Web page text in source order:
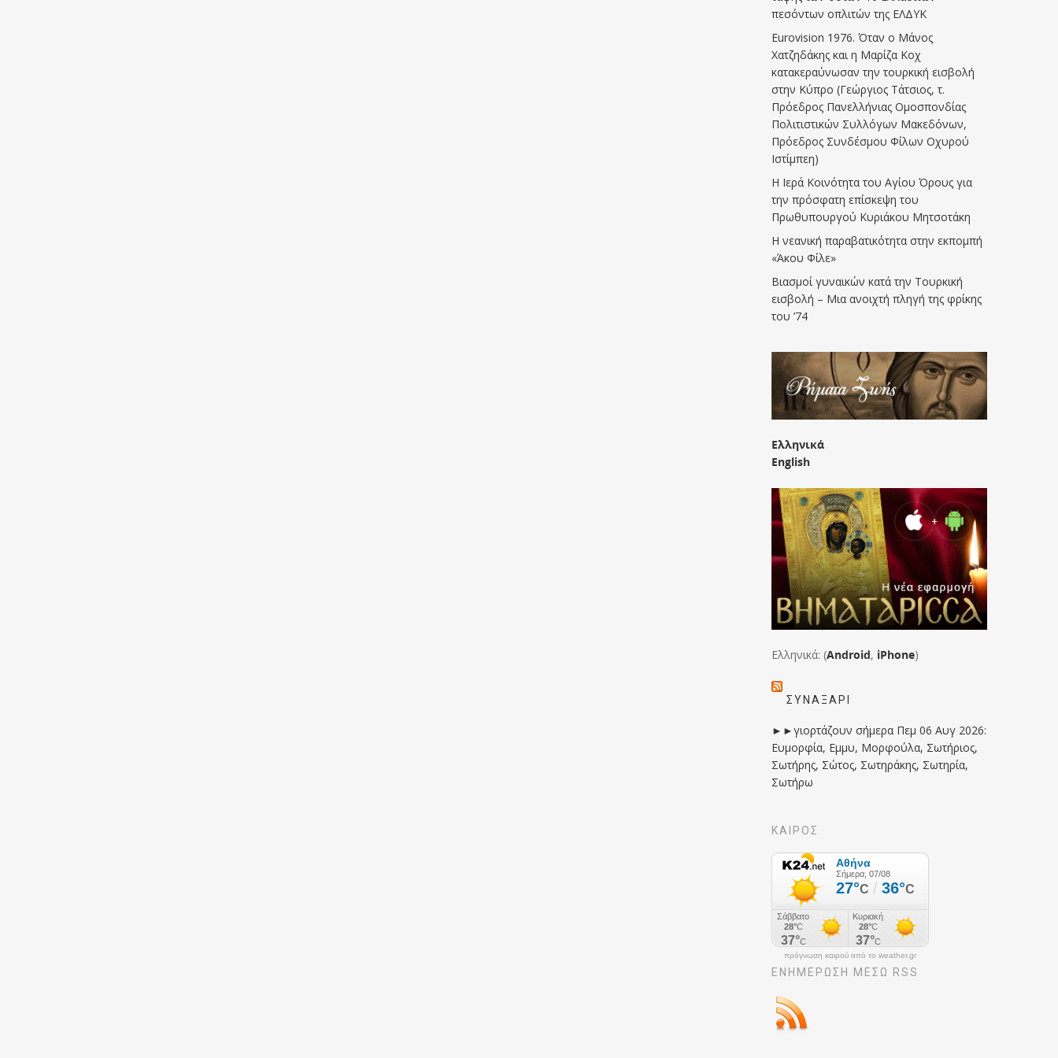
πεσόντων οπλιτών της ΕΛΔΥΚ
Eurovision 1976. Όταν ο Μάνος
Χατζηδάκης και η Μαρίζα Κοχ
κατακεραύνωσαν την τουρκική εισβολή
στην Κύπρο (Γεώργιος Τάτσιος, τ.
Πρόεδρος Πανελλήνιας Ομοσπονδίας
Πολιτιστικών Συλλόγων Μακεδόνων,
Πρόεδρος Συνδέσμου Φίλων Οχυρού
Ιστίμπεη)
Η Ιερά Κοινότητα του Αγίου Όρους για
την πρόσφατη επίσκεψη του
Πρωθυπουργού Κυριάκου Μητσοτάκη
Η νεανική παραβατικότητα στην εκπομπή
«Άκου Φίλε»
Βιασμοί γυναικών κατά την Τουρκική
εισβολή – Μια ανοιχτή πληγή της φρίκης
του ’74
Ελληνικά
English
Ελληνικά: (Android, iPhone)
ΣΥΝΑΞΆΡΙ
►►γιορτάζουν σήμερα Πεμ 06 Αυγ 2026:
Ευμορφία, Εμμυ, Μορφούλα, Σωτήριος,
Σωτήρης, Σώτος, Σωτηράκης, Σωτηρία,
Σωτήρω
ΚΑΙΡΟΣ
πρόγνωση καιρού από το weather.gr
ΕΝΗΜΈΡΩΣΉ ΜΕΣΩ RSS